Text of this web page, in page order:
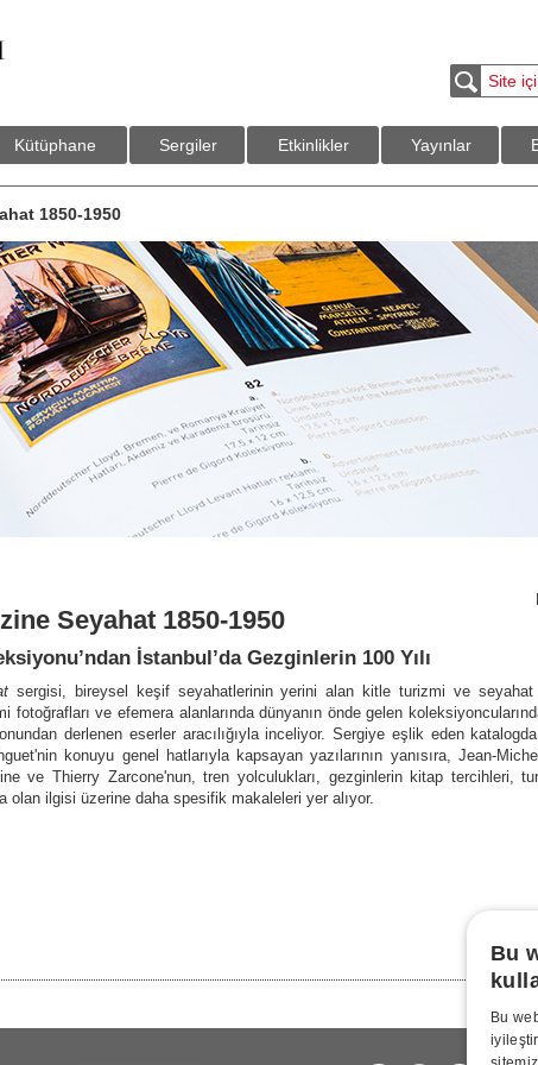
Kütüphane Sergiler Etkinlikler Yayınlar
1850-1950
Seyahat 1850-1950
İstanbul’da Gezginlerin 100 Yılı
sergisi, bireysel keşif seyahatlerinin yerini alan kitle turizmi ve seyahat
fotoğrafları ve efemera alanlarında dünyanın önde gelen
derlenen eserler aracılığıyla inceliyor. Sergiye eşlik eden
konuyu genel hatlarıyla kapsayan yazılarının yanısıra, Jean-
ve Thierry Zarcone'nun, tren yolculukları, gezginlerin kitap tercihleri,
olan ilgisi üzerine daha spesifik makaleleri yer alıyor.
Bu
Bu